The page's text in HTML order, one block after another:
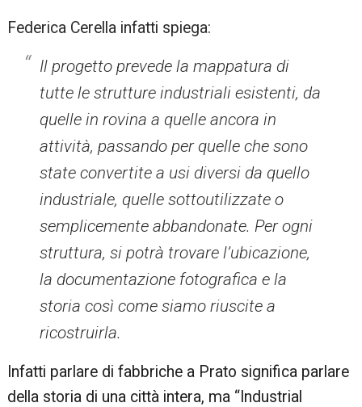
Federica Cerella infatti spiega:
Il progetto prevede la mappatura di
tutte le strutture industriali esistenti, da
quelle in rovina a quelle ancora in
attività, passando per quelle che sono
state convertite a usi diversi da quello
industriale, quelle sottoutilizzate o
semplicemente abbandonate. Per ogni
struttura, si potrà trovare l’ubicazione,
la documentazione fotografica e la
storia così come siamo riuscite a
ricostruirla.
Infatti parlare di fabbriche a Prato significa parlare
della storia di una città intera, ma “Industrial